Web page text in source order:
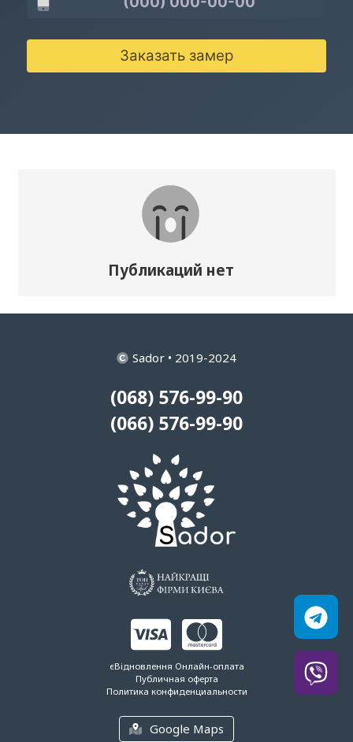
Заказать замер
Публикаций нет
Sador • 2019-2024
(068) 576-99-90
(066) 576-99-90
єВідновлення Онлайн-оплата
Публичная оферта
Политика конфиденциальности
Google Maps